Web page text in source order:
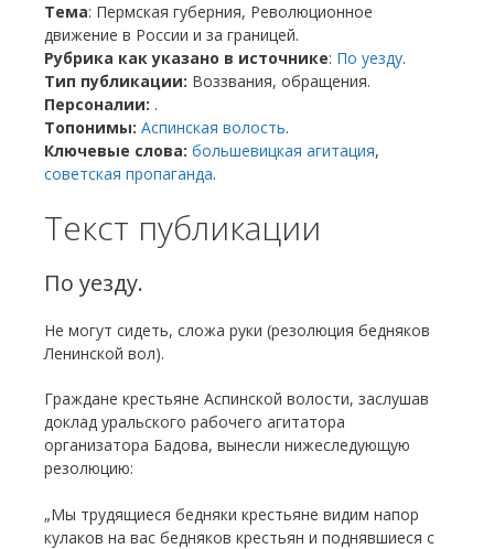
Тема: Пермская губерния, Революционное
движение в России и за границей.
Рубрика как указано в источнике: По уезду.
Тип публикации: Воззвания, обращения.
Персоналии: .
Топонимы: Аспинская волость.
Ключевые слова: большевицкая агитация,
советская пропаганда.
Текст публикации
По уезду.
Не могут сидеть, сложа руки (резолюция бедняков
Ленинской вол).
Граждане крестьяне Аспинской волости, заслушав
доклад уральского рабочего агитатора
организатора Бадова, вынесли нижеследующую
резолюцию:
„Мы трудящиеся бедняки крестьяне видим напор
кулаков на вас бедняков крестьян и поднявшиеся с